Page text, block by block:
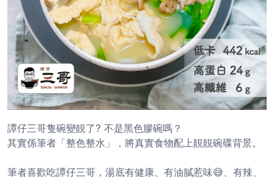
譚仔三哥隻碗變靚了? 不是黑色膠碗嗎？
其實係筆者「整色整水」，將真實食物配上靚靚碗碟背景。
筆者喜歡吃譚仔三哥，湯底有健康、有油膩惹味😅、有辣、